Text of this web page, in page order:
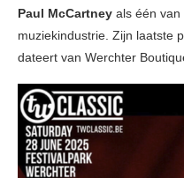
Paul McCartney als één van
muziekindustrie. Zijn laatste
dateert van Werchter